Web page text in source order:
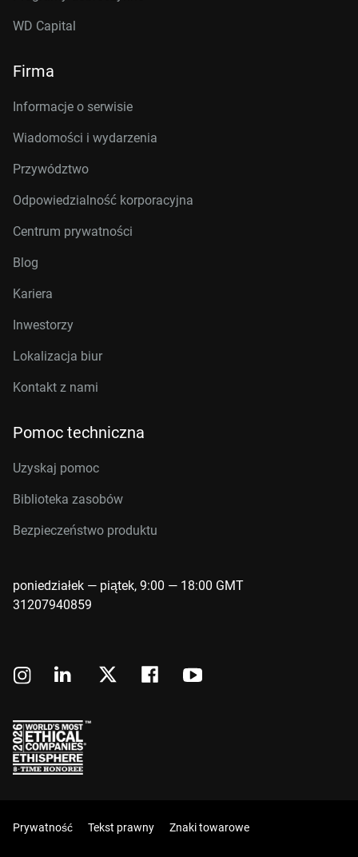
WD Capital
Firma
Informacje o serwisie
Wiadomości i wydarzenia
Przywództwo
Odpowiedzialność korporacyjna
Centrum prywatności
Blog
Kariera
Inwestorzy
Lokalizacja biur
Kontakt z nami
Pomoc techniczna
Uzyskaj pomoc
Biblioteka zasobów
Bezpieczeństwo produktu
poniedziałek — piątek, 9:00 — 18:00 GMT
31207940859
Prywatność Tekst prawny Znaki towarowe